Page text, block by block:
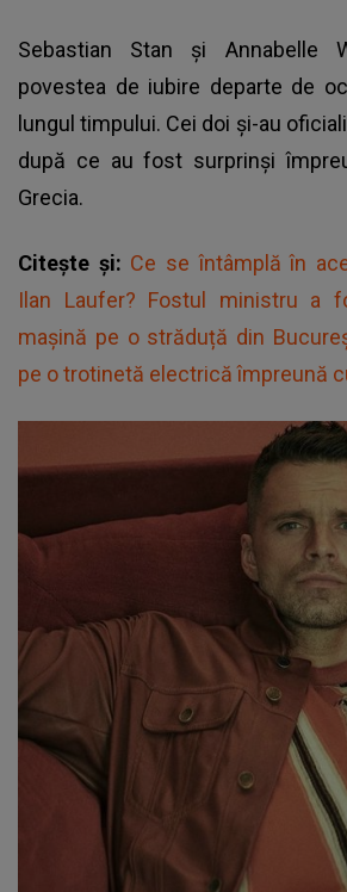
Sebastian Stan și Annabelle
povestea de iubire departe de
lungul timpului. Cei doi și-au
după ce au fost surprinși
Grecia.
Citește și: Ce se întâmplă în
Ilan Laufer? Fostul ministru a
mașină pe o străduță din
pe o trotinetă electrică împreună